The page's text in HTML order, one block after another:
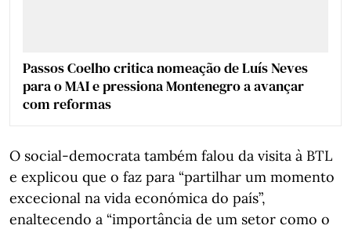
Passos Coelho critica nomeação de Luís Neves
para o MAI e pressiona Montenegro a avançar
com reformas
O social-democrata também falou da visita à BTL
e explicou que o faz para “partilhar um momento
excecional na vida económica do país”,
enaltecendo a “importância de um setor como o